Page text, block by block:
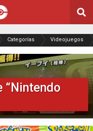
Categorías Videojuegos
“Nintendo